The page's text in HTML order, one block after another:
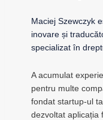
Maciej Szewczyk
inovare și
specializat în
A acumulat
pentru multe
fondat startup-ul
dezvoltat aplicația